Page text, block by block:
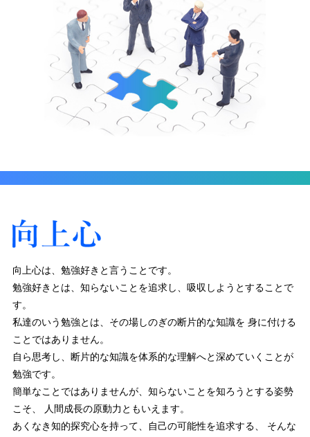
向上心は、勉強好きと言うことです。
勉強好きとは、知らないことを追求し、吸収しようとすることで
す。
私達のいう勉強とは、その場しのぎの断片的な知識を 身に付ける
ことではありません。
自ら思考し、断片的な知識を体系的な理解へと深めていくことが
勉強です。
簡単なことではありませんが、知らないことを知ろうとする姿勢
こそ、
人間成長の原動力ともいえます。
あくなき知的探究心を持って、自己の可能性を追求する、
そんな